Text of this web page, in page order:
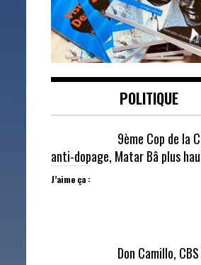
POLITIQUE
9ème Cop de la
anti-dopage, Matar Bâ plus
J’aime ça :
Don Camillo,